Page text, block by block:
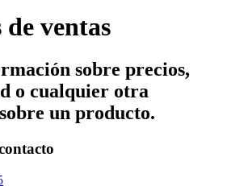
ventas
sobre precios,
o cualquier otra
un producto.